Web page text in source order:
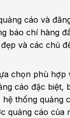
cáo và
báo chí hàng
và các chủ
chọn phù hợp
cáo đặc biệt,
thống quảng
quảng cáo của